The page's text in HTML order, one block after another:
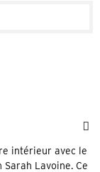
intérieur avec le
Lavoine. Ce